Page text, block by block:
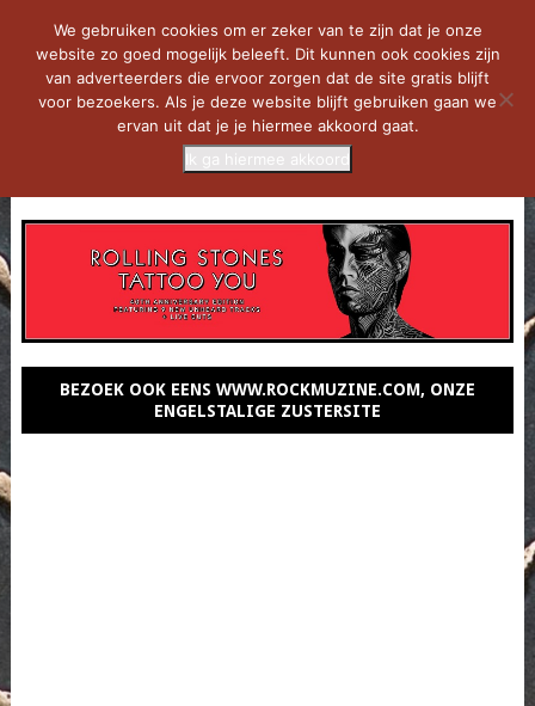
BEZOEK OOK EENS WWW.ROCKMUZINE.COM, ONZE
ENGELSTALIGE ZUSTERSITE
We gebruiken cookies om er zeker van te zijn dat je onze
website zo goed mogelijk beleeft. Dit kunnen ook cookies zijn
van adverteerders die ervoor zorgen dat de site gratis blijft
voor bezoekers. Als je deze website blijft gebruiken gaan we
ervan uit dat je je hiermee akkoord gaat.
Ik ga hiermee akkoord